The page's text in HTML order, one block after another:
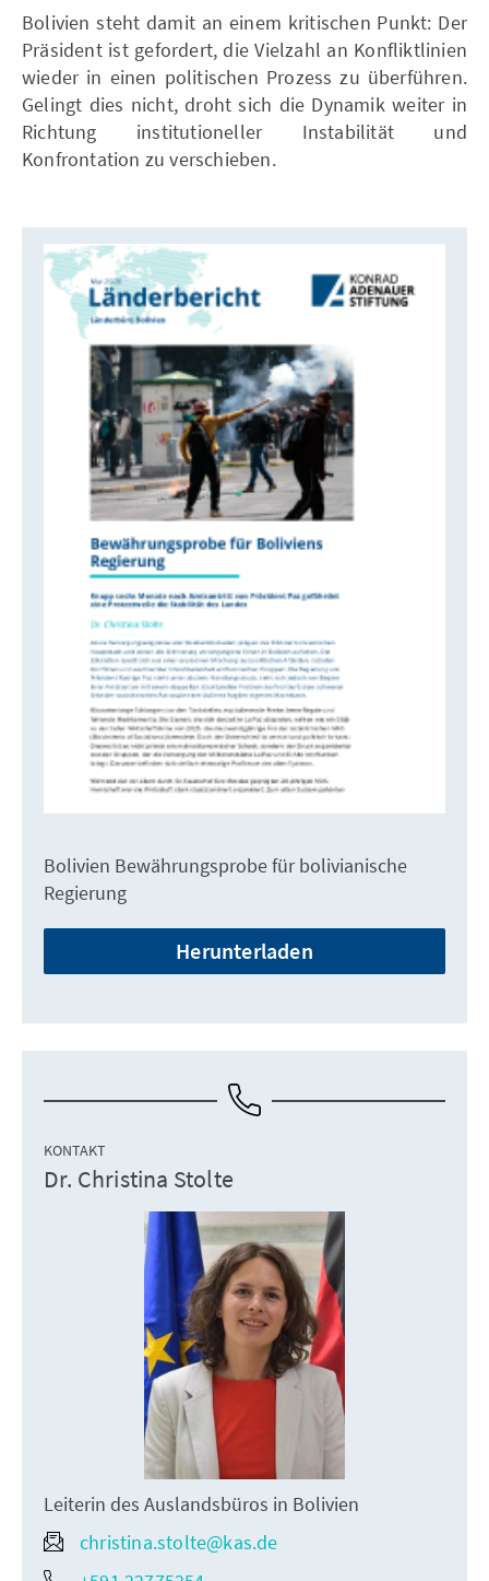
Bolivien steht damit an einem kritischen Punkt: Der
Präsident ist gefordert, die Vielzahl an Konfliktlinien
wieder in einen politischen Prozess zu überführen.
Gelingt dies nicht, droht sich die Dynamik weiter in
Richtung institutioneller Instabilität und
Konfrontation zu verschieben.
Bolivien Bewährungsprobe für bolivianische
Regierung
Herunterladen
KONTAKT
Dr. Christina Stolte
Leiterin des Auslandsbüros in Bolivien
christina.stolte@kas.de